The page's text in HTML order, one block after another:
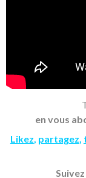
en vous
Likez, partagez,